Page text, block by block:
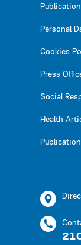
Personal
Cookies
Press
Social
Health